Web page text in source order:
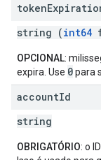
token
string (int64
OPCIONAL:
expira. Use 0para
accountId
string
OBRIGATÓRIO: o